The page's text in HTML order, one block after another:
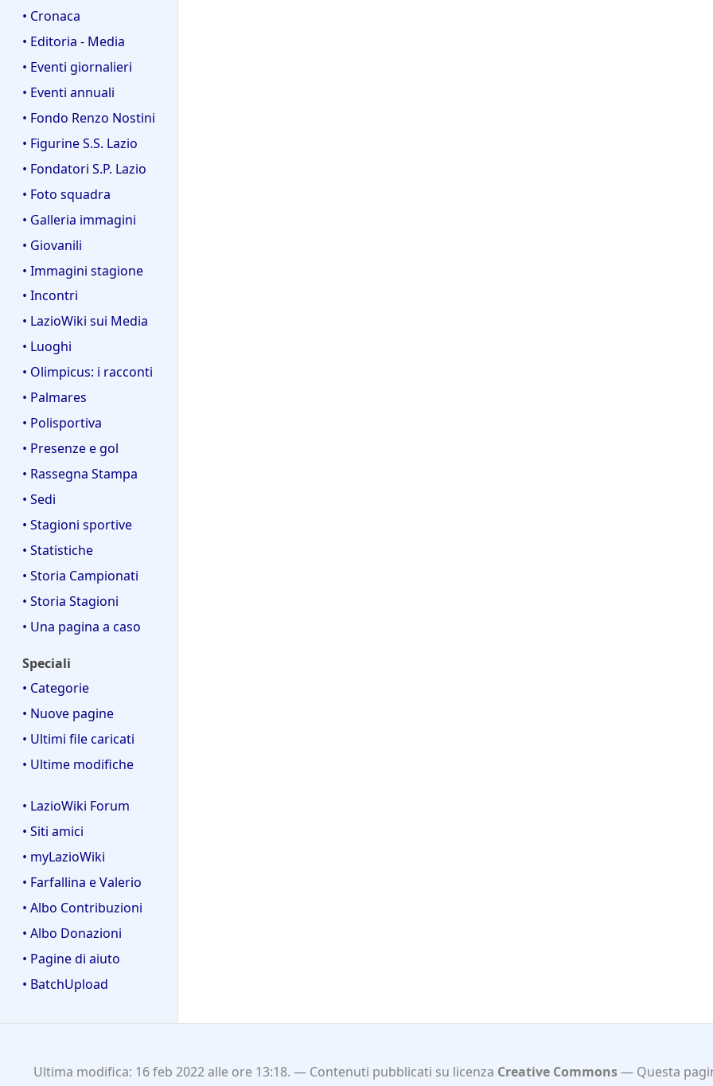
• Cronaca
• Editoria - Media
• Eventi giornalieri
• Eventi annuali
• Fondo Renzo Nostini
• Figurine S.S. Lazio
• Fondatori S.P. Lazio
• Foto squadra
• Galleria immagini
• Giovanili
• Immagini stagione
• Incontri
• LazioWiki sui Media
• Luoghi
• Olimpicus: i racconti
• Palmares
• Polisportiva
• Presenze e gol
• Rassegna Stampa
• Sedi
• Stagioni sportive
• Statistiche
• Storia Campionati
• Storia Stagioni
• Una pagina a caso
Speciali
• Categorie
• Nuove pagine
• Ultimi file caricati
• Ultime modifiche
• LazioWiki Forum
• Siti amici
• myLazioWiki
• Farfallina e Valerio
• Albo Contribuzioni
• Albo Donazioni
• Pagine di aiuto
• BatchUpload
Ultima modifica: 16 feb 2022 alle ore 13:18. Contenuti pubblicati su licenza Creative Commons
Questa